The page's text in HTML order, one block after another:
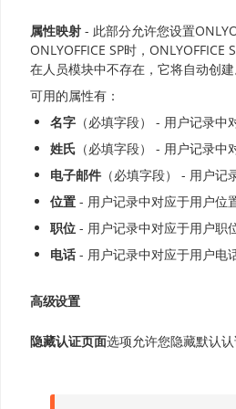
属性映射 - 此部分允许您设置
ONLYOFFICE SP时，
在人员模块中不存在，它将自动创
可用的属性有：
名字 （必填字段） - 用户记录中
姓氏 （必填字段） - 用户记录中
电子邮件 （必填字段） - 用户记
位置 - 用户记录中对应于用户位
职位 - 用户记录中对应于用户职
电话 - 用户记录中对应于用户电
高级设置
隐藏认证页面选项允许您隐藏默认认